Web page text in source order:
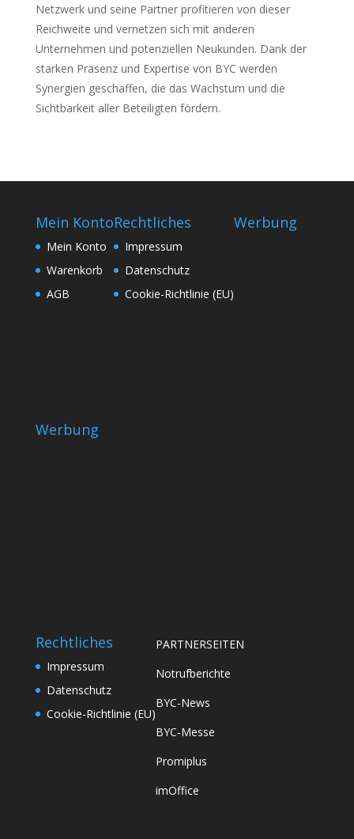
Netzwerk und seine Partner profitieren von dieser
Reichweite und vernetzen sich mit anderen
Unternehmen und potenziellen Neukunden. Dank der
starken Präsenz und Expertise von BYC werden
Synergien geschaffen, die das Wachstum und die
Sichtbarkeit aller Beteiligten fördern.
Mein Konto
Mein Konto
Warenkorb
AGB
Rechtliches
Impressum
Datenschutz
Cookie-Richtlinie (EU)
Werbung
Werbung
Rechtliches
Impressum
Datenschutz
Cookie-Richtlinie (EU)
PARTNERSEITEN
Notrufberichte
BYC-News
BYC-Messe
Promiplus
imOffice